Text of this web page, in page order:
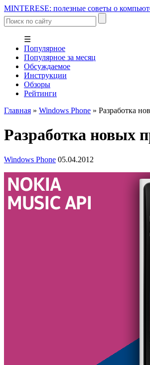
MINTERESE: полезные советы о
☰
Популярное
Популярное за месяц
Обсуждаемое
Инструкции
Обзоры
Рейтинги
Главная » Windows Phone » Разработка
Разработка новых
Windows Phone 05.04.2012